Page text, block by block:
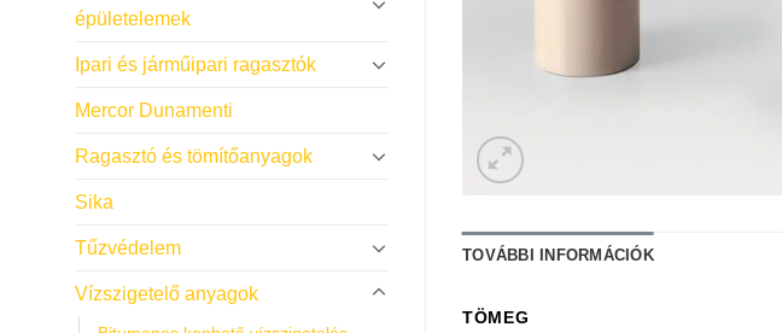
épületelemek
Ipari és járműipari ragasztók
Mercor Dunamenti
Ragasztó és tömítőanyagok
Sika
Tűzvédelem
Vízszigetelő anyagok
TOVÁBBI INFORMÁCIÓK
TÖMEG